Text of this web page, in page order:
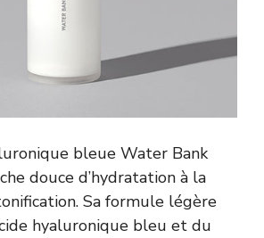
bleue Water Bank
douce d’hydratation à la
Sa formule légère
hyaluronique bleu et du